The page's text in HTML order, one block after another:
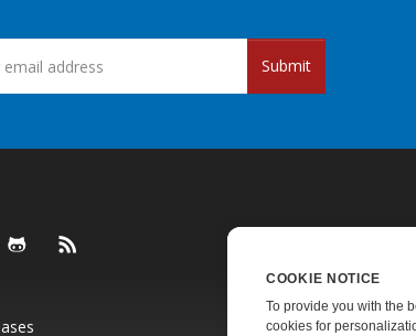
Submit
Pricing
COOKIE NOTICE
To provide you with the
cookies for